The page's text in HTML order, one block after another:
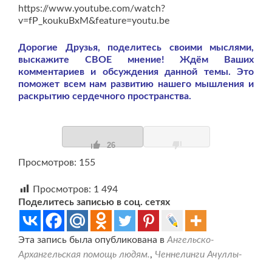
https://www.youtube.com/watch?
v=fP_koukuBxM&feature=youtu.be
Дорогие Друзья, поделитесь своими мыслями,
выскажите СВОЕ мнение! Ждём Ваших
комментариев и обсуждения данной темы. Это
поможет всем нам развитию нашего мышления и
раскрытию сердечного пространства.
26
Просмотров: 155
Просмотров: 1 494
Поделитесь записью в соц. сетях
Эта запись была опубликована в Ангельско-
Архангельская помощь людям., Ченнелинги Ачуллы-